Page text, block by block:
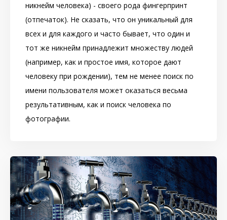
никнейм человека) - своего рода фингерпринт
(отпечаток). Не сказать, что он уникальный для
всех и для каждого и часто бывает, что один и
тот же никнейм принадлежит множеству людей
(например, как и простое имя, которое дают
человеку при рождении), тем не менее поиск по
имени пользователя может оказаться весьма
результативным, как и поиск человека по
фотографии.